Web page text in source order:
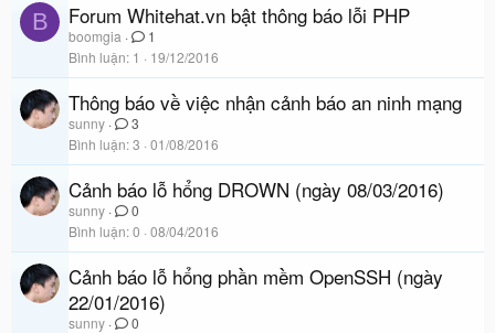
B Forum Whitehat.vn bật thông báo lỗi PHP
boomgia
1
Bình luận 1 19/12/2016
Thông báo về việc nhận cảnh báo an ninh mạng
sunny
3
Bình luận 3 01/08/2016
Cảnh báo lỗ hổng DROWN (ngày 08/03/2016)
sunny
0
Bình luận 0 08/04/2016
Cảnh báo lỗ hổng phần mềm OpenSSH (ngày
22/01/2016)
sunny
0